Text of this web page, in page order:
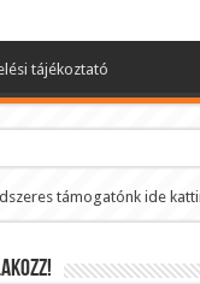
tájékoztató
támogatónk ide